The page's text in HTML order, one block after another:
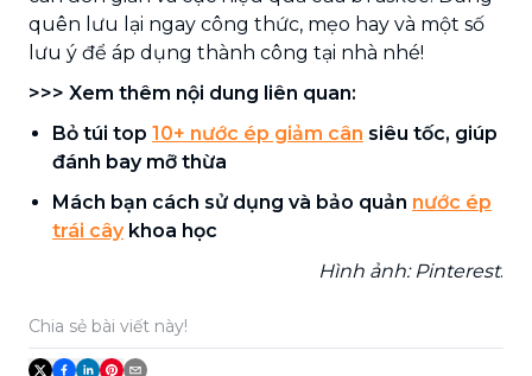
quên lưu lại ngay công thức, mẹo hay và một số
lưu ý để áp dụng thành công tại nhà nhé!
>>> Xem thêm nội dung liên quan:
Bỏ túi top 10+ nước ép giảm cân siêu tốc, giúp
đánh bay mỡ thừa
Mách bạn cách sử dụng và bảo quản nước ép
trái câykhoa học
Hình ảnh: Pinterest.
Chia sẻ bài viết này!